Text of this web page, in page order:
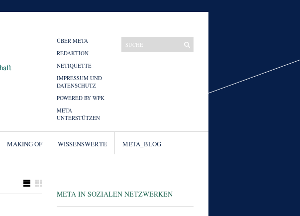
ÜBER META
REDAKTION
NETIQUETTE
IMPRESSUM UND
DATENSCHUTZ
POWERED BY WPK
META
UNTERSTÜTZEN
MAKING OF WISSENSWERTE META_BLOG
META IN SOZIALEN NETZWERKEN